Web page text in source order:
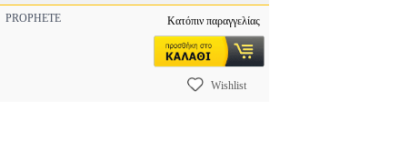
PROPHETE Κατόπιν παραγγελίας
Wishlist